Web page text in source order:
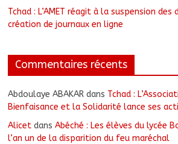
Tchad : L’AMET réagit à la suspension des
création de journaux en ligne
Commentaires récents
Abdoulaye ABAKAR dans Tchad :
Bienfaisance et la Solidarité lance ses
Alicet dansAbéché : Les élèves du lycée
l’an un de la disparition du feu maréchal